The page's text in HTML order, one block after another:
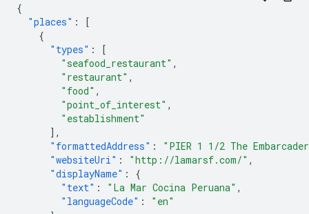
{
"places" :
[
{
"types" :
[
"seafood_restaurant" ,
"restaurant" ,
"food" ,
"point_of_interest" ,
"establishment"
],
"formattedAddress" :
"PIER 1 1/2 The
"websiteUri" : "http://lamarsf.com/" ,
"displayName" :
{
"text" : "La Mar Cocina Peruana" ,
"languageCode" :
"en"